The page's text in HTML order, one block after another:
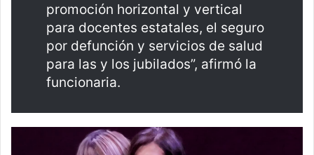
promoción horizontal y vertical
para docentes estatales, el seguro
por defunción y servicios de salud
para las y los jubilados”, afirmó la
funcionaria.